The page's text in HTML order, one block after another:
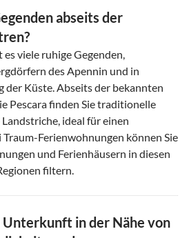
abseits der
viele ruhige Gegenden,
des Apennin und in
der Küste. Abseits der bekannten
Pescara finden Sie traditionelle
ideal für einen
Ferienwohnungen können Sie
und Ferienhäusern in diesen
filtern.
in der Nähe von